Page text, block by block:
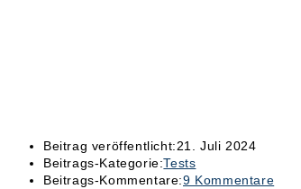
Beitrag veröffentlicht:21. Juli 2024
Beitrags-Kategorie:Tests
Beitrags-Kommentare:9 Kommentare